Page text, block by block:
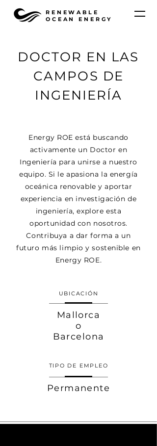
RENEWABLE
OCEAN ENERGY
DOCTOR EN LAS
CAMPOS DE
INGENIERÍA
Energy ROE está buscando
activamente un Doctor en
Ingeniería para unirse a nuestro
equipo. Si le apasiona la energía
oceánica renovable y aportar
experiencia en investigación de
ingeniería, explore esta
oportunidad con nosotros.
Contribuya a dar forma a un
futuro más limpio y sostenible en
Energy ROE.
UBICACIÓN
Mallorca
o
Barcelona
TIPO DE EMPLEO
Permanente